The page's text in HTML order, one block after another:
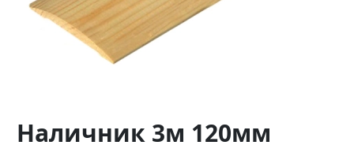
+7 (961) 138-84-27
Наличник 3м 120мм